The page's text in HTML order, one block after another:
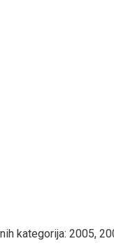
kategorija: 2005,